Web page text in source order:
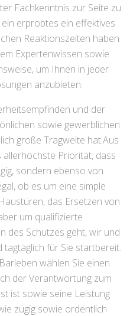
Fachkenntnis zur Seite zu
erprobtes ein effektives
Reaktionszeiten haben
Expertenwissen sowie
um Ihnen in jeder
anzubieten.
und der
sowie gewerblichen
große Tragweite hat.Aus
allerhöchste Priorität, dass
sondern ebenso von
ob es um eine simple
das Ersetzen von
um qualifizierte
des Schutzes geht, wir und
für Sie startbereit.
wählen Sie einen
der Verantwortung zum
ist sowie seine Leistung
zügig sowie ordentlich